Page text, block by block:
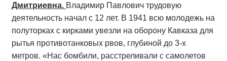
Дмитриевна. Владимир Павлович трудовую
деятельность начал с 12 лет. В 1941 всю молодежь на
полуторках с кирками увезли на оборону Кавказа для
рытья противотанковых рвов, глубиной до 3-х
метров. «Нас бомбили, расстреливали с самолетов